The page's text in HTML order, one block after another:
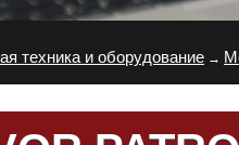
техника и оборудование →